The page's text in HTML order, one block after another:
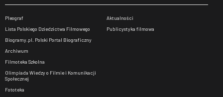
Pleograf
Lista Polskiego Dziedzictwa Filmowego
Biogramy.pl. Polski Portal Biograficzny
Archiwum
Filmoteka Szkolna
Olimpiada Wiedzy o Filmie i Komunikacji
Społecznej
Fototeka
Aktualności
Publicystyka filmowa